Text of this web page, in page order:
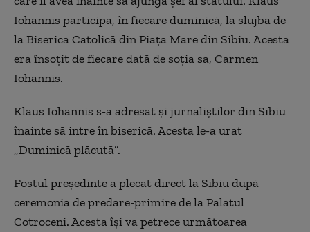
Iohannis participa, în fiecare duminică, la slujba de
la Biserica Catolică din Piața Mare din Sibiu. Acesta
era însoțit de fiecare dată de soția sa, Carmen
Iohannis.
Klaus Iohannis s-a adresat și jurnaliștilor din Sibiu
înainte să intre în biserică. Acesta le-a urat
„Duminică plăcută”.
Fostul președinte a plecat direct la Sibiu după
ceremonia de predare-primire de la Palatul
Cotroceni. Acesta își va petrece următoarea